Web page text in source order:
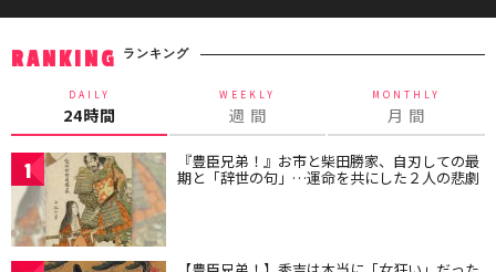
RANKING ランキング
DAILY
24時間
WEEKLY
週 間
MONTHLY
月 間
1 『豊臣兄弟！』お市と柴田勝家、自刃しての最
期と「辞世の句」…運命を共にした２人の悲劇